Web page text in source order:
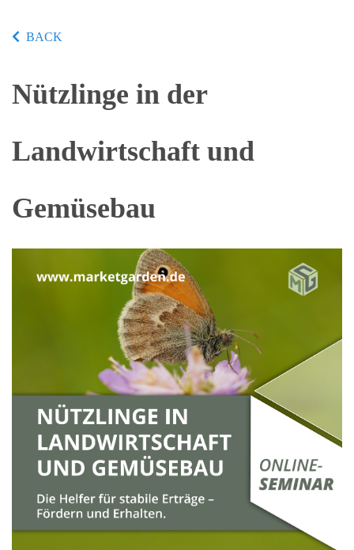
BACK
Nützlinge in der
Landwirtschaft und
Gemüsebau